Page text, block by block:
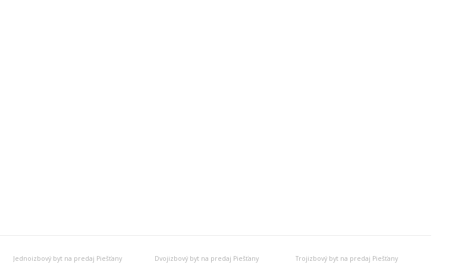
Jednoizbový byt na predaj Piešťany Dvojizbový byt na predaj Piešťany
Trojizbový byt na predaj Piešťany